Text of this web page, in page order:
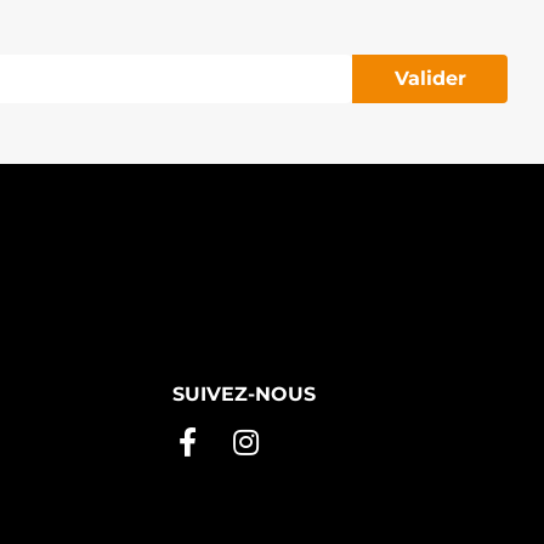
Valider
SUIVEZ-NOUS